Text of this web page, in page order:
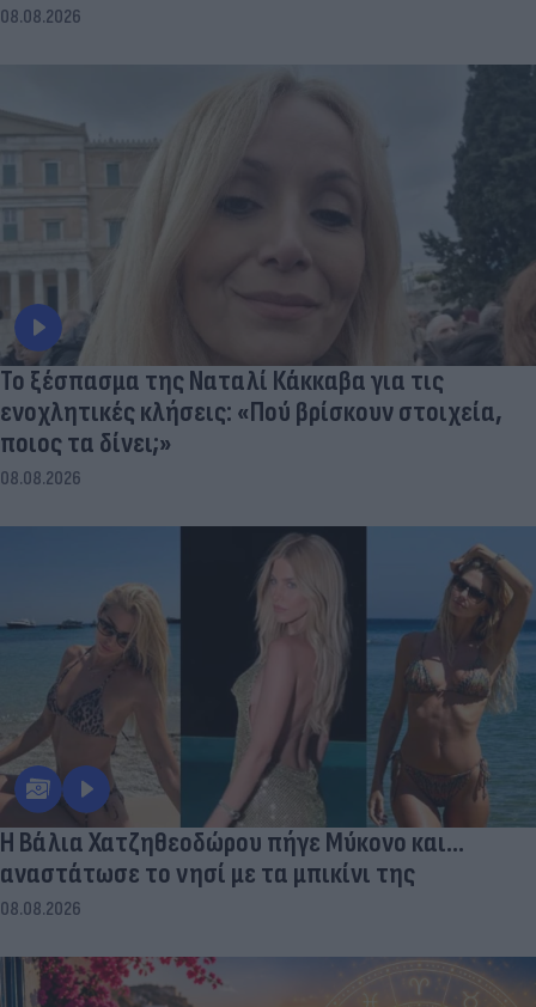
08.08.2026
Το ξέσπασμα της Ναταλί Κάκκαβα για τις
ενοχλητικές κλήσεις: «Πού βρίσκουν στοιχεία,
ποιος τα δίνει;»
08.08.2026
Η Βάλια Χατζηθεοδώρου πήγε Μύκονο και...
αναστάτωσε το νησί με τα μπικίνι της
08.08.2026